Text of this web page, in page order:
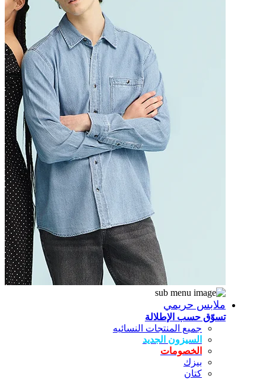
ملابس حريمي
تسوّق حسب الإطلالة
جميع المنتجات النسائيه
السيزون الجديد
الخصومات
بيزك
كتان